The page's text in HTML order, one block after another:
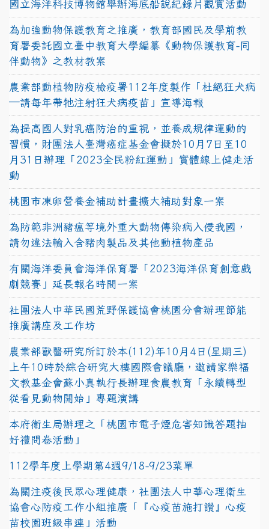
國立海洋科技博物館舉辦海底船說紀錄片觀賞活動
為加強動物保護教育之推廣，教育部國民及學前教
育署委託國立臺中教育大學編纂《動物保護教育-同
伴動物》之教材教案
農業部動植物防疫檢疫署112年度製作「杜絕狂犬病
—請每年帶牠注射狂犬病疫苗」宣導海報
為提高國人對乳癌防治的重視，並養成規律運動的
習慣，財團法人臺灣癌症基金會擬於10月7日至10
月31日辦理「2023全民粉紅運動」實體線上健走活
動
桃園市凍卵營養金補助計畫擴大補助對象一案
為防範非洲豬瘟等境外重大動物傳染病入侵我國，
請勿違法輸入含豬肉製品及其他動植物產品
有關海洋委員會海洋保育署「2023海洋保育創意戲
劇競賽」延長報名時間一案
社團法人中華民國荒野保護協會桃園分會辦理節能
推廣講座及工作坊
農業部獸醫研究所訂於本(112)年10月4日(星期三)
上午10時於綜合研究大樓國際會議廳，邀請家樂福
文教基金會蘇小真執行長辦理食農教育「永續轉型
從看見動物開始」專題演講
本府衛生局辦理之「桃園市電子煙危害知識答題抽
好禮問卷活動」
112學年度上學期第4週9/18-9/23菜單
為關注疫後民眾心理健康，社團法人中華心理衛生
協會心防疫工作小組推廣「『心疫苗施打讚』心疫
苗校園班級串連」活動